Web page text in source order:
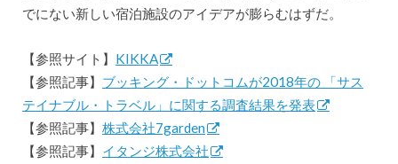
でにない新しい宿泊施設のアイデアが膨らむはずだ。
【参照サイト】 KIKKA
【参照記事】 ブッキング・ドットコムが2018年の 「サス
テイナブル・トラベル」に関する調査結果を発表
【参照記事】 株式会社7garden
【参照記事】 イタンジ株式会社